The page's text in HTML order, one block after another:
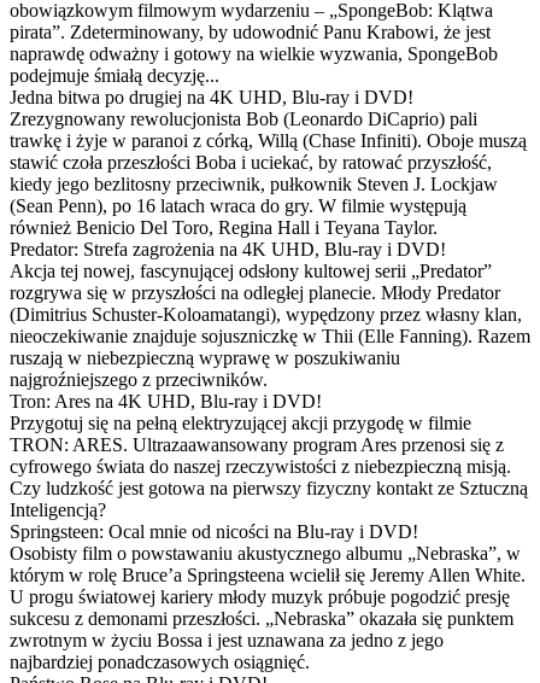
obowiązkowym filmowym wydarzeniu – „SpongeBob: Klątwa
pirata”. Zdeterminowany, by udowodnić Panu Krabowi, że jest
naprawdę odważny i gotowy na wielkie wyzwania, SpongeBob
podejmuje śmiałą decyzję...
Jedna bitwa po drugiej na 4K UHD, Blu-ray i DVD!
Zrezygnowany rewolucjonista Bob (Leonardo DiCaprio) pali
trawkę i żyje w paranoi z córką, Willą (Chase Infiniti). Oboje muszą
stawić czoła przeszłości Boba i uciekać, by ratować przyszłość,
kiedy jego bezlitosny przeciwnik, pułkownik Steven J. Lockjaw
(Sean Penn), po 16 latach wraca do gry. W filmie występują
również Benicio Del Toro, Regina Hall i Teyana Taylor.
Predator: Strefa zagrożenia na 4K UHD, Blu-ray i DVD!
Akcja tej nowej, fascynującej odsłony kultowej serii „Predator”
rozgrywa się w przyszłości na odległej planecie. Młody Predator
(Dimitrius Schuster-Koloamatangi), wypędzony przez własny klan,
nieoczekiwanie znajduje sojuszniczkę w Thii (Elle Fanning). Razem
ruszają w niebezpieczną wyprawę w poszukiwaniu
najgroźniejszego z przeciwników.
Tron: Ares na 4K UHD, Blu-ray i DVD!
Przygotuj się na pełną elektryzującej akcji przygodę w filmie
TRON: ARES. Ultrazaawansowany program Ares przenosi się z
cyfrowego świata do naszej rzeczywistości z niebezpieczną misją.
Czy ludzkość jest gotowa na pierwszy fizyczny kontakt ze Sztuczną
Inteligencją?
Springsteen: Ocal mnie od nicości na Blu-ray i DVD!
Osobisty film o powstawaniu akustycznego albumu „Nebraska”, w
którym w rolę Bruce’a Springsteena wcielił się Jeremy Allen White.
U progu światowej kariery młody muzyk próbuje pogodzić presję
sukcesu z demonami przeszłości. „Nebraska” okazała się punktem
zwrotnym w życiu Bossa i jest uznawana za jedno z jego
najbardziej ponadczasowych osiągnięć.